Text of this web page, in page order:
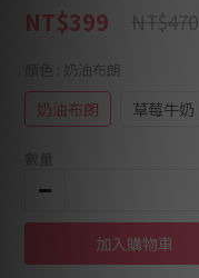
NT$399 NT$470
: 奶油布朗
奶油布朗 草莓牛奶
加入購物車